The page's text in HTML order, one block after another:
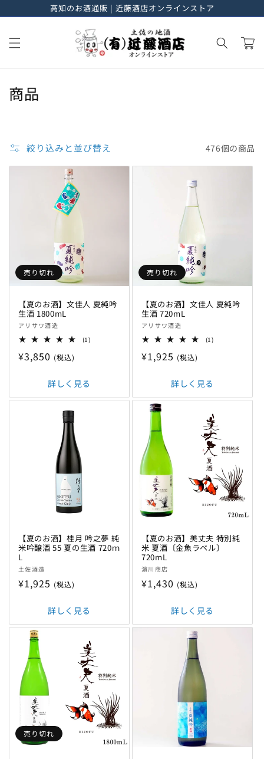
高知のお酒通販 | 近藤酒店オンラインストア
ー
コ
シ
ョ
商品
絞り込みと並び替え 476個の商品
売り切れ
【夏のお酒】文佳人 夏純吟
生酒 1800mL
販
売
アリサワ酒造
(1)1
合
通
格
¥3,850 (税込)
詳しく見る
売り切れ
【夏のお酒】文佳人 夏純吟
生酒 720mL
販
売
アリサワ酒造
(1)1
合
通
格
¥1,925 (税込)
詳しく見る
【夏のお酒】桂月 吟之夢 純
米吟醸酒 55 夏の生酒 720ｍ
L
販
売
土佐酒造
通
格
¥1,925 (税込)
詳しく見る
【夏のお酒】美丈夫 特別純
米 夏酒〔金魚ラベル〕
720mL
販
売
濵川商店
通
格
¥1,430 (税込)
詳しく見る
売り切れ